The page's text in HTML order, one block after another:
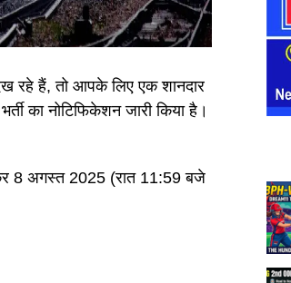
रहे हैं, तो आपके लिए एक शानदार
का नोटिफिकेशन जारी किया है।
8 अगस्त 2025 (रात 11:59 बजे